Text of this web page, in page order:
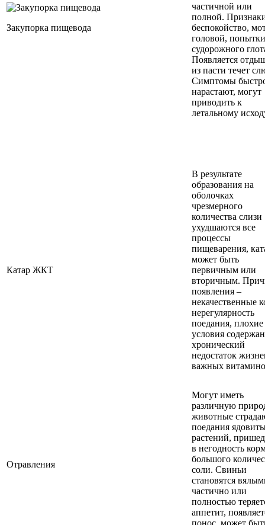
Закупорка пищевода
частичной или
полной.
беспокойство,
головой, попытки
судорожного
Появляется
из пасти течет
Симптомы
нарастают, могут
приводить к
летальному
Катар ЖКТ
В результате
образования на
оболочках
чрезмерного
количества слизи
ухудшаются все
процессы
пищеварения,
может быть
первичным или
вторичным.
появления –
некачественные
нерегулярность
поедания, плохие
условия
хронический
недостаток
важных
Отравления
Могут иметь
различную
животные
поедания
растений,
в негодность
большого
соли. Свиньи
становятся
частично или
полностью
аппетит,
понос, может